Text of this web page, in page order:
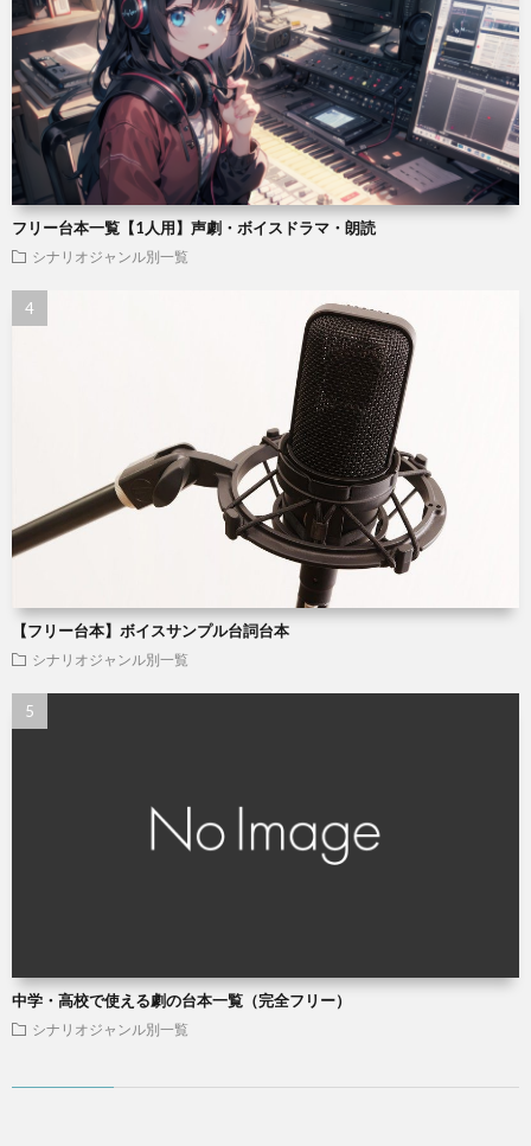
フリー台本一覧【1人用】声劇・ボイスドラマ・朗読
シナリオジャンル別一覧
【フリー台本】ボイスサンプル台詞台本
シナリオジャンル別一覧
中学・高校で使える劇の台本一覧（完全フリー）
シナリオジャンル別一覧